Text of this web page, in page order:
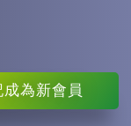
成為新會員